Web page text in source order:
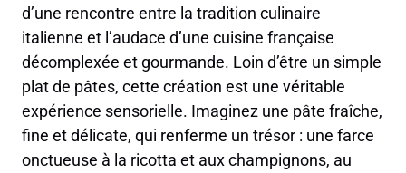
d’une rencontre entre la tradition culinaire
italienne et l’audace d’une cuisine française
décomplexée et gourmande. Loin d’être un simple
plat de pâtes, cette création est une véritable
expérience sensorielle. Imaginez une pâte fraîche,
fine et délicate, qui renferme un trésor : une farce
onctueuse à la ricotta et aux champignons, au